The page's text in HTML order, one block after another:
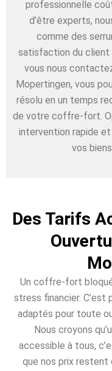
professionnelle
d’être experts,
comme des
satisfaction du client
vous nous
Mopertingen, vous
résolu en un temps
de votre coffre-fort.
intervention rapide
vos
Des Tarifs
Un coffre-fort
stress financier. C’est
adaptés pour toute
Nous croyons
accessible à tous,
que nos prix restent